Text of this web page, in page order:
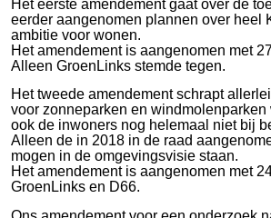
Het eerste amendement gaat over de
eerder aangenomen plannen over heel
ambitie voor wonen.
Het amendement is aangenomen met
Alleen GroenLinks stemde tegen.
Het tweede amendement schrapt
voor zonneparken en windmolenparken
ook de inwoners nog helemaal niet bij
Alleen de in 2018 in de raad
mogen in de omgevingsvisie staan.
Het amendement is aangenomen met
GroenLinks en D66.